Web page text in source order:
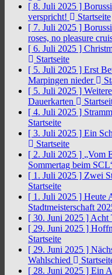
[ 8. Juli 2025 ]
verspricht!
Startseite
[ 7. Juli 2025 ]
roses, no pleasure
[ 6. Juli 2025 ]
Startseite
[ 5. Juli 2025 ] Erst
Marpingen nieder
[ 5. Juli 2025 ]
Dauerkarten
[ 4. Juli 2025 ]
Startseite
[ 3. Juli 2025 ] Ein
Startseite
[ 2. Juli 2025 ] „Vom
Sommertag beim
[ 1. Juli 2025 ] Zwei
Startseite
[ 1. Juli 2025 ] Heute
Stadtmeisterschaft
[ 30. Juni 2025 ] Acht
[ 29. Juni 2025 ]
Startseite
[ 29. Juni 2025 ]
Wahlschied
[ 28. Juni 2025 ] Ein